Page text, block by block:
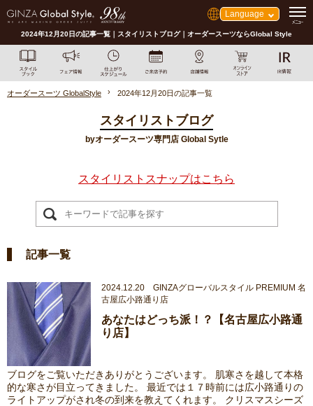
Language
2024年12月20日の記事一覧｜スタイリストブログ｜オーダースーツならGlobal Style
オーダースーツ GlobalStyle 2024年12月20日の記事一覧
スタイリストブログ
byオーダースーツ専門店 Global Sytle
スタイリストスナップはこちら
記事一覧
2024.12.20 GINZAグローバルスタイル PREMIUM 名
古屋広小路通り店
あなたはどっち派！？【名古屋広小路通
り店】
ブログをご覧いただきありがとうございます。 肌寒さを越して本格
的な寒さが目立ってきました。 最近では１７時前には広小路通りの
ライトアップがされ冬の到来を教えてくれます。 クリスマスシーズ